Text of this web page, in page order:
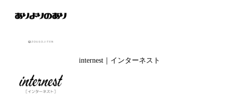
internest｜インターネスト